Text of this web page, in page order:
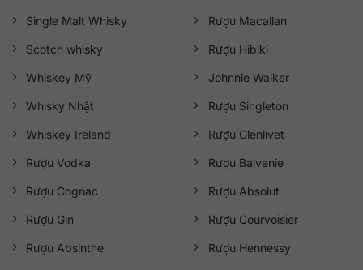
Single Malt Whisky
Scotch whisky
Whiskey Mỹ
Whisky Nhật
Whiskey Ireland
Rượu Vodka
Rượu Cognac
Rượu Gin
Rượu Absinthe
Rượu Macallan
Rượu Hibiki
Johnnie Walker
Rượu Singleton
Rượu Glenlivet
Rượu Balvenie
Rượu Absolut
Rượu Courvoisier
Rượu Hennessy